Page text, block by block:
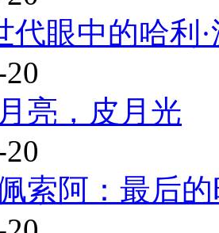
代眼中的哈利
亮，皮月光
佩索阿：最后